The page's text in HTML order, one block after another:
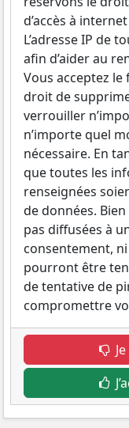
d’accès à
L’adresse IP de
afin d’aider au
Vous acceptez
droit de
verrouiller
n’importe quel
nécessaire. En
que toutes les
renseignées
de données.
pas diffusées à
consentement,
pourront être
de tentative de
compromettre